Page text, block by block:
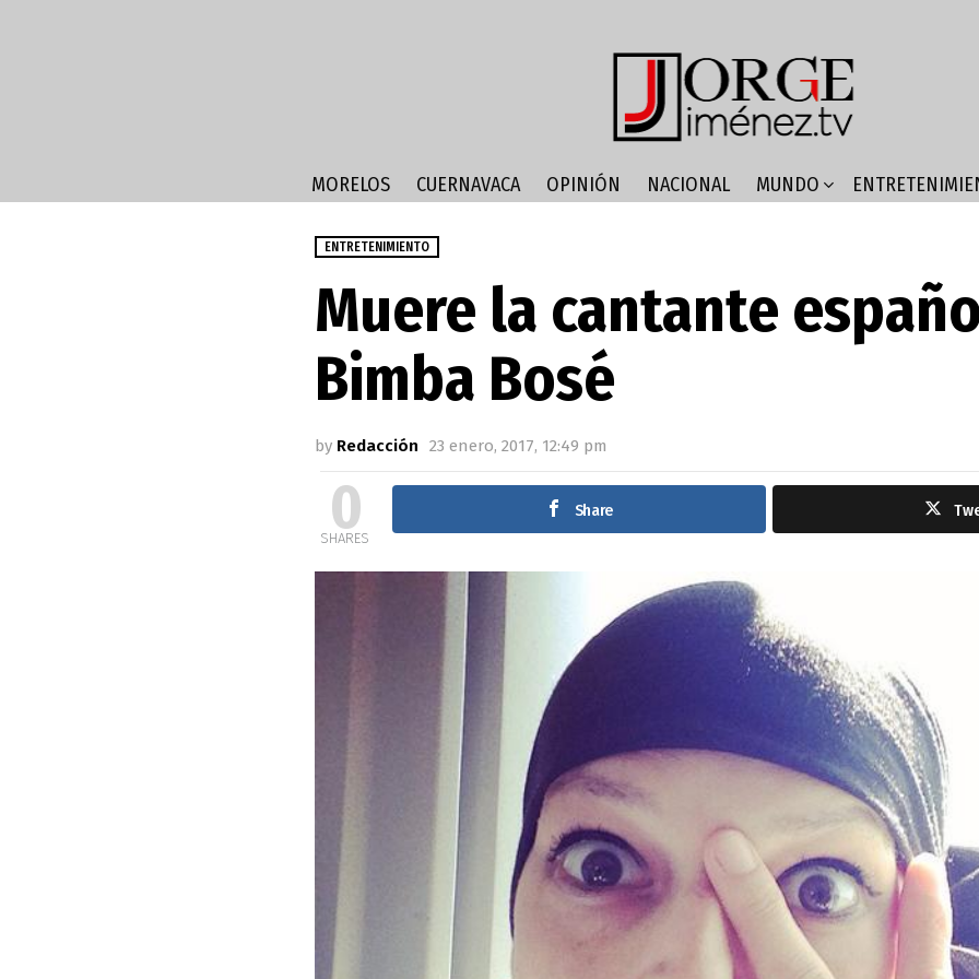
MORELOS CUERNAVACA OPINIÓN NACIONAL MUNDO
ENTRETENIMIENTO
Muere la cantante
Bimba Bosé
by Redacción 23 enero, 2017, 12:49 pm
0
SHARES
Share